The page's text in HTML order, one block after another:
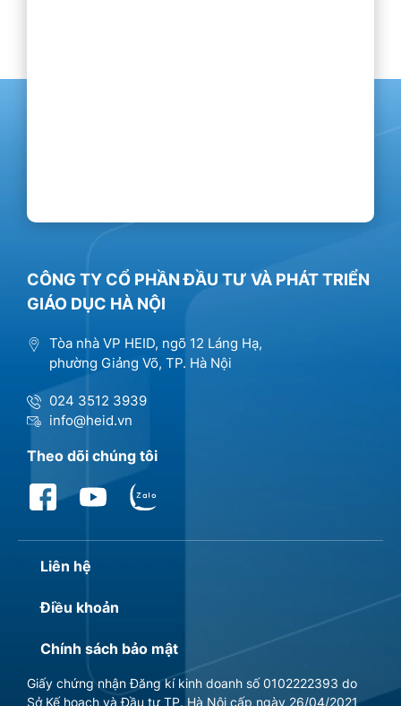
CÔNG TY CỔ PHẦN ĐẦU TƯ VÀ PHÁT TRIỂN
GIÁO DỤC HÀ NỘI
Tòa nhà VP HEID, ngõ 12 Láng Hạ,
phường Giảng Võ, TP. Hà Nội
024 3512 3939
info@heid.vn
Theo dõi chúng tôi
Liên hệ
Điều khoản
Chính sách bảo mật
Giấy chứng nhận Đăng kí kinh doanh số 0102222393 do
Sở Kế hoạch và Đầu tư TP. Hà Nội cấp ngày 26/04/2021